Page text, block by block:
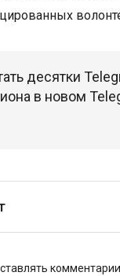
десятки
в новом
комментарии